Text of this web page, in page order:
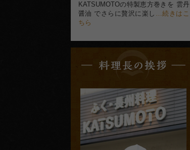
KATSUMOTOの特製恵方巻きを 雲丹
醤油 でさらに贅沢に楽し …続きはこ
ちら
理
拶